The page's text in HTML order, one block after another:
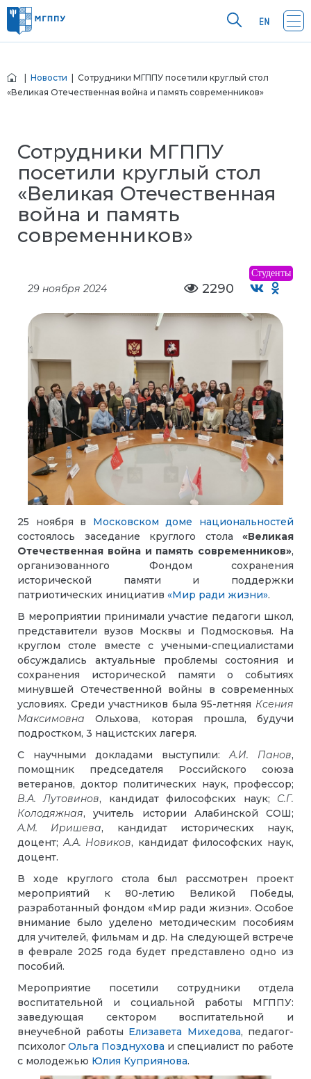
Новости | Сотрудники МГППУ посетили круглый стол
«Великая Отечественная война и память современников»
Сотрудники МГППУ
посетили круглый стол
«Великая Отечественная
война и память
современников»
Студенты
29 ноября 2024 2290
25 ноября в Московском доме национальностей
состоялось заседание круглого стола «Великая
Отечественная война и память современников»,
организованного Фондом сохранения
исторической памяти и поддержки
патриотических инициатив «Мир ради жизни».
В мероприятии принимали участие педагоги школ,
представители вузов Москвы и Подмосковья. На
круглом столе вместе с учеными-специалистами
обсуждались актуальные проблемы состояния и
сохранения исторической памяти о событиях
минувшей Отечественной войны в современных
условиях. Среди участников была 95-летняя Ксения
Максимовна Ольхова, которая прошла, будучи
подростком, 3 нацистских лагеря.
С научными докладами выступили:А.И. Панов,
помощник председателя Российского союза
ветеранов, доктор политических наук, профессор;
В.А. Лутовинов, кандидат философских наук; С.Г.
Колодяжная,учитель истории Алабинской СОШ;
А.М. Иришева, кандидат исторических наук,
доцент;А.А. Новиков, кандидат философских наук,
доцент.
В ходе круглого стола был рассмотрен проект
мероприятий к 80-летию Великой Победы,
разработанный фондом «Мир ради жизни». Особое
внимание было уделено методическим пособиям
для учителей, фильмам и др. На следующей встрече
в феврале 2025 года будет представлено одно из
пособий.
Мероприятие посетили сотрудники отдела
воспитательной и социальной работы МГППУ:
заведующая сектором воспитательной и
внеучебной работы Елизавета Михедова, педагог-
психологОльга Позднухова и специалист по работе
с молодежью Юлия Куприянова.